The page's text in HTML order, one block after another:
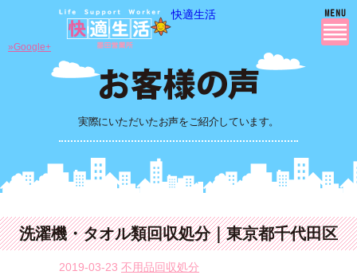
快適生活
実際にいただいたお声をご紹介しています。
»Google+
洗濯機・タオル類回収処分｜東京都千代田区
2019-03-23 不用品回収処分